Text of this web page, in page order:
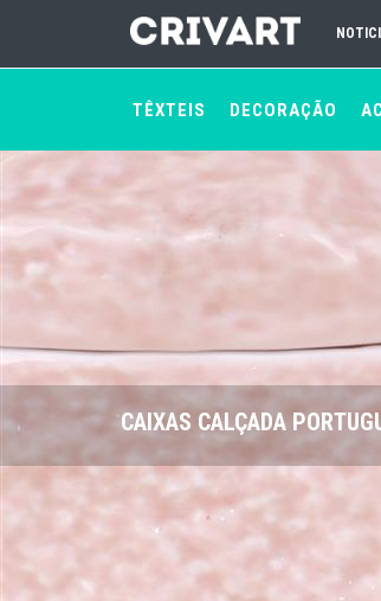
TÊXTEIS DECORAÇÃO
CAIXAS CALÇADA